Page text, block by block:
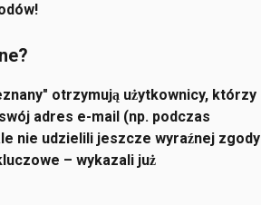
otrzymują użytkownicy, którzy
adres e-mail (np. podczas
nie udzielili jeszcze wyraźnej zgody
– wykazali już